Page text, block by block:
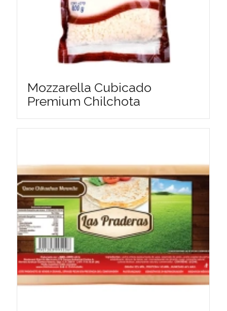
Mozzarella Cubicado
Premium Chilchota